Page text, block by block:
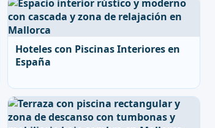
Hoteles con Piscinas Interiores en
España